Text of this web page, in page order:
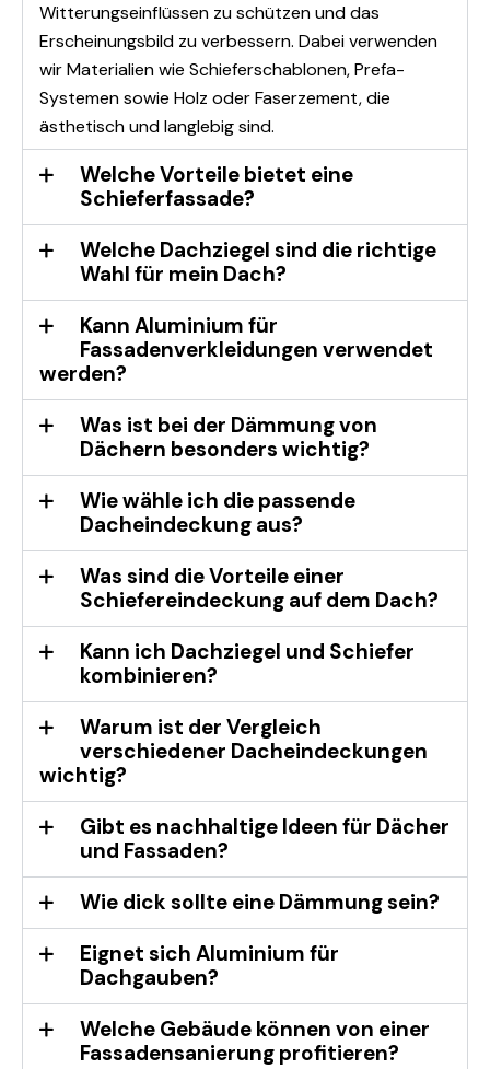
Witterungseinflüssen zu schützen und das
Erscheinungsbild zu verbessern. Dabei verwenden
wir Materialien wie Schieferschablonen, Prefa-
Systemen sowie Holz oder Faserzement, die
ästhetisch und langlebig sind.
Welche Vorteile bietet eine
Schieferfassade?
Welche Dachziegel sind die richtige
Wahl für mein Dach?
Kann Aluminium für
Fassadenverkleidungen verwendet
werden?
Was ist bei der Dämmung von
Dächern besonders wichtig?
Wie wähle ich die passende
Dacheindeckung aus?
Was sind die Vorteile einer
Schiefereindeckung auf dem Dach?
Kann ich Dachziegel und Schiefer
kombinieren?
Warum ist der Vergleich
verschiedener Dacheindeckungen
wichtig?
Gibt es nachhaltige Ideen für Dächer
und Fassaden?
Wie dick sollte eine Dämmung sein?
Eignet sich Aluminium für
Dachgauben?
Welche Gebäude können von einer
Fassadensanierung profitieren?